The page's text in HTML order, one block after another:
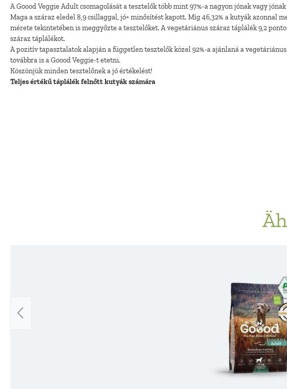
A Goood Veggie Adult csomagolását a tesztelők több mint 97%-a nagyon jónak vagy
Maga a száraz eledel 8,9 csillaggal, jó+ minősítést kapott. Míg 46,32% a kutyák azonnal
mérete tekintetében is meggyőzte a tesztelőket. A vegetáriánus száraz táplálék 9,2
száraz táplálékot.
A pozitív tapasztalatok alapján a független tesztelők közel 92%-a ajánlaná a
továbbra is a Goood Veggie-t etetni.
Köszönjük minden tesztelőnek a jó értékelést!
Teljes értékű táplálék felnőtt kutyák számára